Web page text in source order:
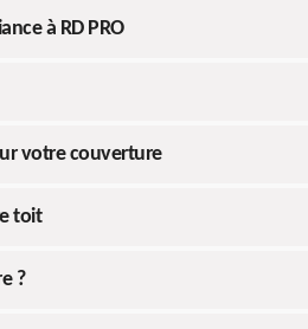
à RD PRO
votre couverture
toit
?